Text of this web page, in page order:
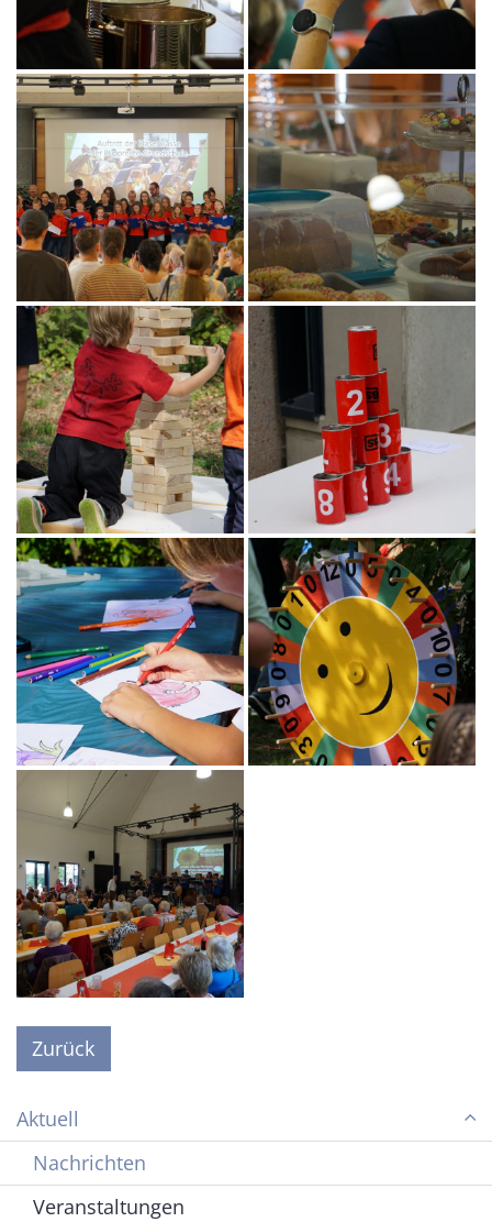
Zurück
Aktuell
Nachrichten
Veranstaltungen